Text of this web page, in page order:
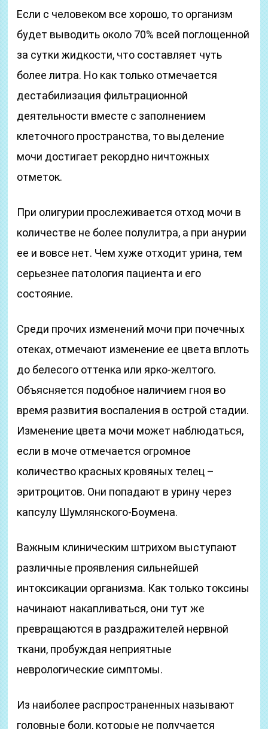
Если с человеком все хорошо, то организм
будет выводить около 70% всей поглощенной
за сутки жидкости, что составляет чуть
более литра. Но как только отмечается
дестабилизация фильтрационной
деятельности вместе с заполнением
клеточного пространства, то выделение
мочи достигает рекордно ничтожных
отметок.
При олигурии прослеживается отход мочи в
количестве не более полулитра, а при анурии
ее и вовсе нет. Чем хуже отходит урина, тем
серьезнее патология пациента и его
состояние.
Среди прочих изменений мочи при почечных
отеках, отмечают изменение ее цвета вплоть
до белесого оттенка или ярко-желтого.
Объясняется подобное наличием гноя во
время развития воспаления в острой стадии.
Изменение цвета мочи может наблюдаться,
если в моче отмечается огромное
количество красных кровяных телец –
эритроцитов. Они попадают в урину через
капсулу Шумлянского-Боумена.
Важным клиническим штрихом выступают
различные проявления сильнейшей
интоксикации организма. Как только токсины
начинают накапливаться, они тут же
превращаются в раздражителей нервной
ткани, пробуждая неприятные
неврологические симптомы.
Из наиболее распространенных называют
головные боли, которые не получается